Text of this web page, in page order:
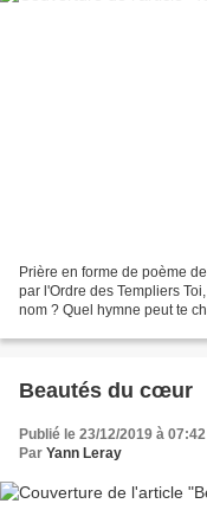
Prière en forme de poème
par l'Ordre des Templiers
nom ? Quel hymne peut te
Beautés du cœur
Publié le 23/12/2019 à 07:42
Par Yann Leray